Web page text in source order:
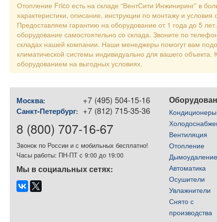
Отопление Frico есть на складе “ВентСити Инжиниринг” в
характеристики, описание, инструкции по монтажу и
Предоставляем гарантию на оборудование от 1 года до 5
оборудование самостоятельно со склада. Звоните по
складах нашей компании. Наши менеджеры помогут вам
климатической системы индивидуально для вашего
оборудованием на выгодных условиях.
Москва: +7 (495) 504-15-16
Санкт-Петербург: +7 (812) 715-35-36
8 (800) 707-16-67
Звонок по России и с мобильных бесплатно!
Часы работы: ПН-ПТ с 9:00 до 19:00
Мы в социальных сетях:
Кондиционеры
Вентиляция
Отопление
Автоматика
Осушители
Увлажнители
Снято с
производства